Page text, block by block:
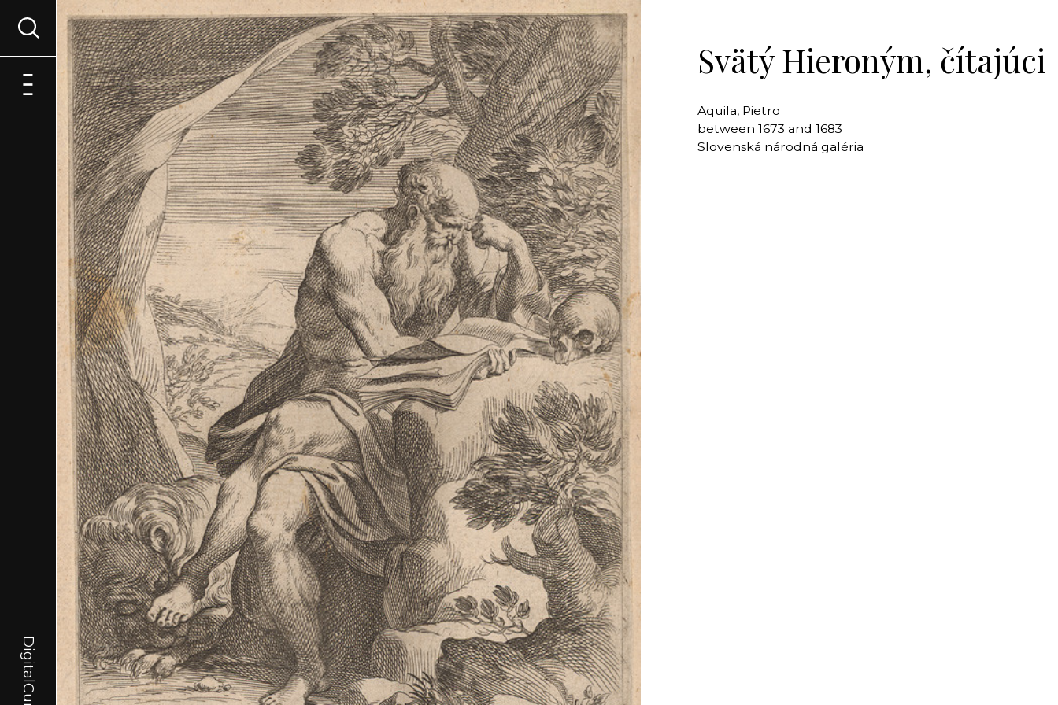
Svätý Hieroným, čítajúci
Aquila, Pietro
between 1673 and 1683
Slovenská národná galéria